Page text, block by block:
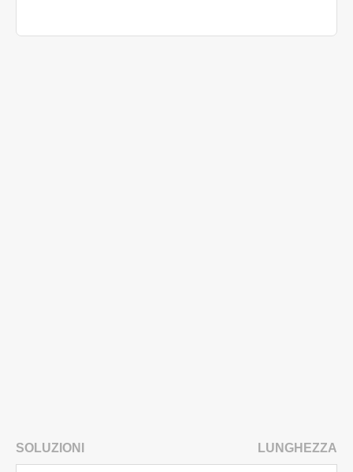
SOLUZIONI LUNGHEZZA